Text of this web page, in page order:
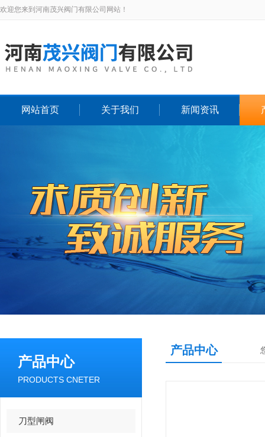
欢迎您来到河南茂兴阀门有限公司网站！
网站首页 关于我们 新闻资讯
产品中心
PRODUCTS CNETER
刀型闸阀
产品中心